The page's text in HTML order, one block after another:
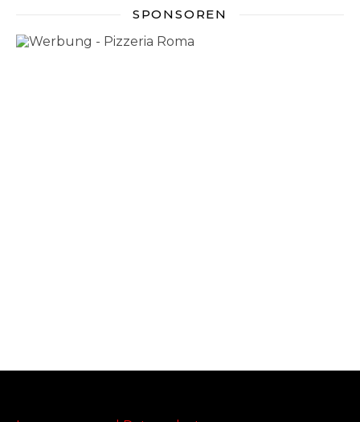
SPONSOREN